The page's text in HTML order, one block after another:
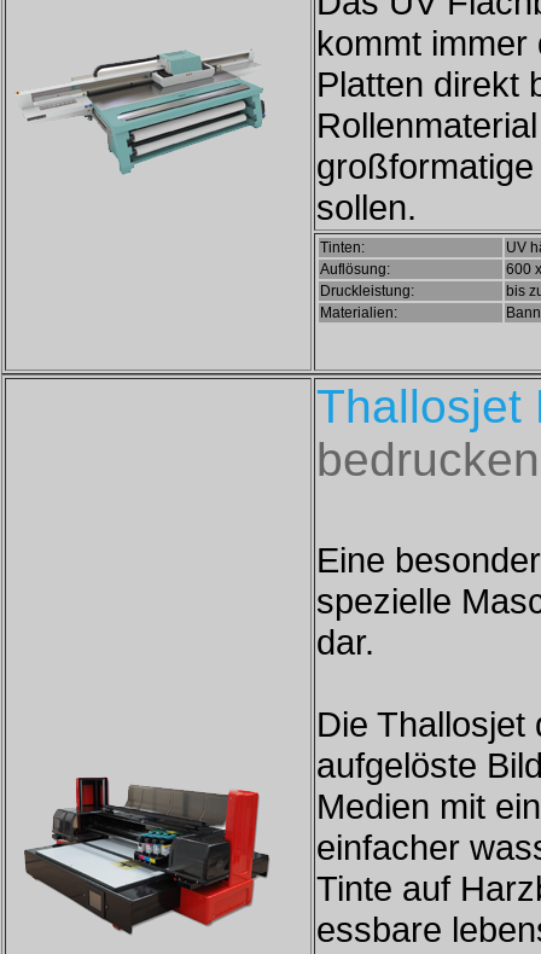
kommt
Platten direkt
sollen.
Tinten:
UV
Auflösung:
600
Druckleistung:
bis
Materialien:
Thallosjet
Eine
spezielle
dar.
Die
aufgelöste
Medien mit
einfacher
Tinte auf
essbare